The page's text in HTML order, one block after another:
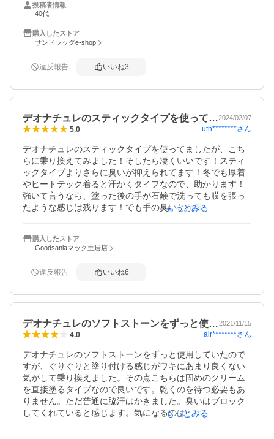
す。個人差あると思いますが、私はお気に入り。半年ぐら
いもつので、コスパも○
投稿者情報
40代
購入したストア
サンドラッグe-shop
違反報告 いいね3
デオナチュレのスティックタイプを使って…2024/02/07
5.0 uth********さん
デオナチュレのスティックタイプを使ってましたが、こち
らに乗り換えてみました！そしたら凄くいいです！スティ
ックタイプよりさらに臭いが抑えられてます！冬でも厚着
やヒートテック着ると汗かくタイプなので、助かります！
強いて言うなら、塗った後の手が石鹸で洗っても膜を張っ
たような感じは残ります！でも手の臭いとか気にならない
て購入しました！リピートしていきます！
もっとみる
購入したストア
Goodsaniaマック土居店
違反報告 いいね6
デオナチュレのソフトストーンをずっと使…2021/11/15
4.0 air********さん
デオナチュレのソフトストーンをずっと使用していたので
すが、ぐりぐりと塗り付ける感じがワキにあまり良くない
気がして乗り換えました。その点こちらは固めのクリーム
を直接塗るタイプなので良いです。乾くのを待つ必要もあ
りません。ただ普通に脇汗はかきました。臭いはブロック
してくれていると感じます。気になるのは、ボディシャン
もっとみる